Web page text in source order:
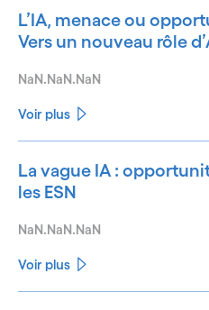
L’IA, menace ou
Vers un nouveau rôle
NaN.NaN.NaN
Voir plus
La vague IA :
les ESN
NaN.NaN.NaN
Voir plus